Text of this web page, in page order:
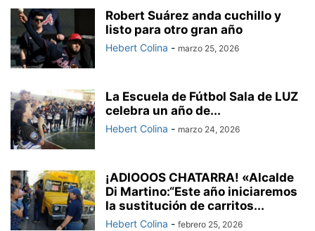
Robert Suárez anda cuchillo y
listo para otro gran año
Hebert Colina - marzo 25, 2026
La Escuela de Fútbol Sala de LUZ
celebra un año de...
Hebert Colina - marzo 24, 2026
¡ADIOOOS CHATARRA! «Alcalde
Di Martino:“Este año iniciaremos
la sustitución de carritos...
Hebert Colina - febrero 25, 2026